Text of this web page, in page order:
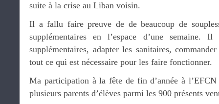
suite à la crise au Liban voisin.
Il a fallu faire preuve de de beaucoup de
supplémentaires en l’espace d’une semaine.
supplémentaires, adapter les sanitaires,
tout ce qui est nécessaire pour les faire fonctionner.
Ma participation à la fête de fin d’année à l’EFCN
plusieurs parents d’élèves parmi les 900 présents